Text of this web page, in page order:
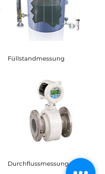
Füllstandmessung
Durchflussmessung